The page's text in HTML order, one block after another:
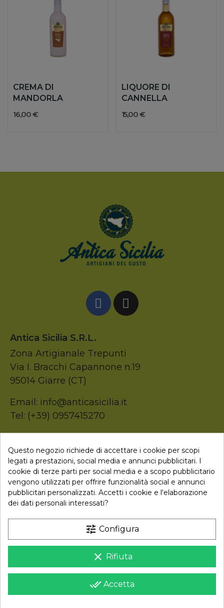
CREMA DI
MANDORLA
16,00 €
LIQUORE DI
CANNELLA
15,00 €
Antica Sicilia S.r.l.
Zona Artigianale Trepunti
Via I. Bracchi Capannone n.19
95014 Giarre (CT)
Email: info@anticasicilia.it
Tel: (+39) 0957415270
Collegamenti 
Newsletter
Iscriviti alla nostra newsletter per ricevere uno sconto sul
tuo primo ordine
Questo negozio richiede di accettare i cookie per scopi
legati a prestazioni, social media e annunci pubblicitari. I
cookie di terze parti per social media e a scopo pubblicitario
vengono utilizzati per offrire funzionalità social e annunci
pubblicitari personalizzati. Accetti i cookie e l'elaborazione
dei dati personali interessati?
tune Configura
clear Rifiuta
done_all Accetta